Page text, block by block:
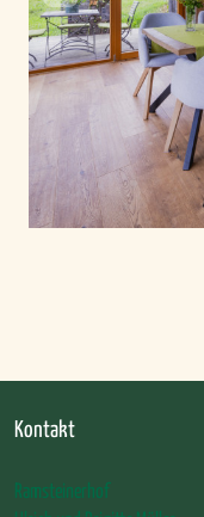
Kontakt
Ramsteinerhof